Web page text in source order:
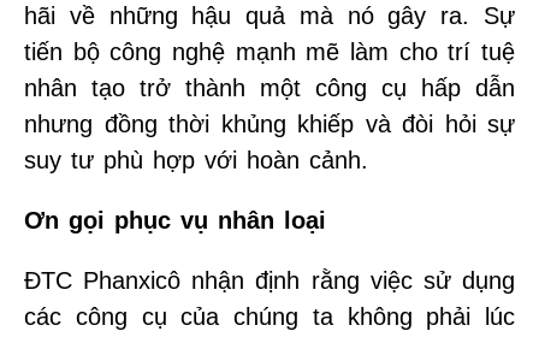
hãi về những hậu quả mà nó gây ra. Sự
tiến bộ công nghệ mạnh mẽ làm cho trí tuệ
nhân tạo trở thành một công cụ hấp dẫn
nhưng đồng thời khủng khiếp và đòi hỏi sự
suy tư phù hợp với hoàn cảnh.
Ơn gọi phục vụ nhân loại
ĐTC Phanxicô nhận định rằng việc sử dụng
các công cụ của chúng ta không phải lúc